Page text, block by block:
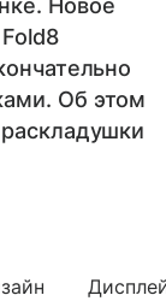
Новое
Об этом